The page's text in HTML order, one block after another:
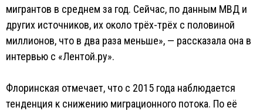
мигрантов в среднем за год. Сейчас, по данным МВД и
других источников, их около трёх-трёх с половиной
миллионов, что в два раза меньше», — рассказала она в
интервью с «Лентой.ру».
Флоринская отмечает, что с 2015 года наблюдается
тенденция к снижению миграционного потока. По её